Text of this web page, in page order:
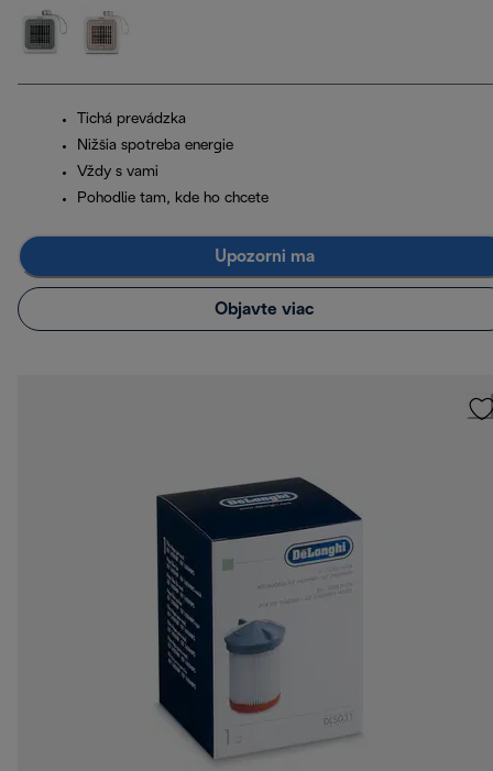
Tichá prevádzka
Nižšia spotreba energie
Vždy s vami
Pohodlie tam, kde ho chcete
Upozorni ma
Objavte viac